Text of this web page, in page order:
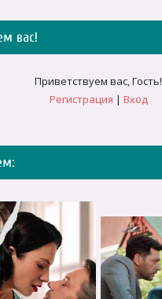
вас!
Приветствуем вас,Гость!
Регистрация | Вход